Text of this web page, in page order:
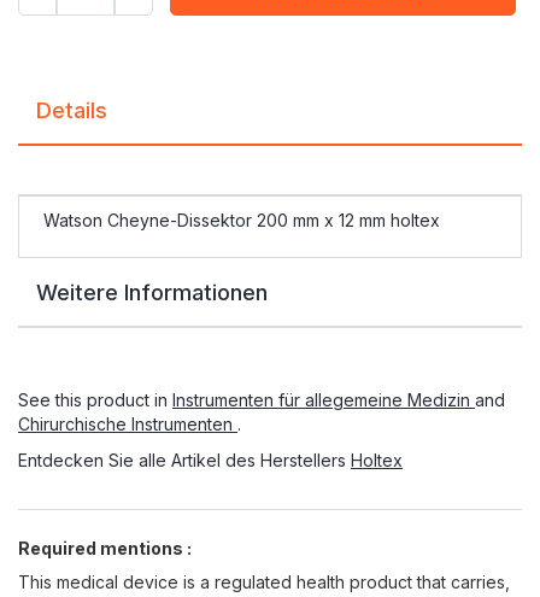
Details
Watson Cheyne-Dissektor 200 mm x 12 mm holtex
Weitere Informationen
See this product in Instrumenten für allegemeine Medizin and
Chirurchische Instrumenten .
Entdecken Sie alle Artikel des Herstellers Holtex
Required mentions :
This medical device is a regulated health product that carries,